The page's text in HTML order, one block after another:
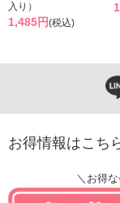
入り）
1,485円(税込)
お得情報はこち
＼お得な